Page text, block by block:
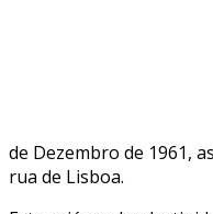
de Dezembro de 1961,
rua de Lisboa.